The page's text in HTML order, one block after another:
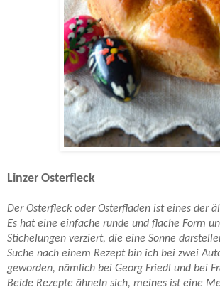
Linzer Osterfleck
Der Osterfleck oder Osterfladen ist eines der
Es hat eine einfache runde und flache Form
Stichelungen verziert, die eine Sonne
Suche nach einem Rezept bin ich bei zwei
geworden, nämlich bei Georg Friedl und bei
Beide Rezepte ähneln sich, meines ist eine